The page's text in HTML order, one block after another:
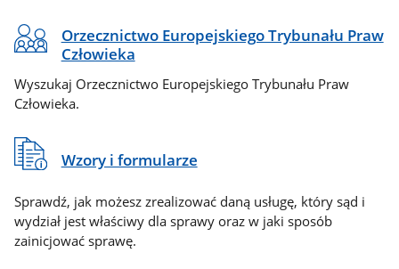
Orzecznictwo Europejskiego Trybunału Praw
Człowieka
Wyszukaj Orzecznictwo Europejskiego Trybunału Praw
Człowieka.
Wzory i formularze
Sprawdź, jak możesz zrealizować daną usługę, który sąd i
wydział jest właściwy dla sprawy oraz w jaki sposób
zainicjować sprawę.